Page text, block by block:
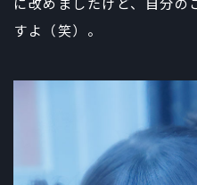
に改めましたけど、自分の
すよ（笑）。